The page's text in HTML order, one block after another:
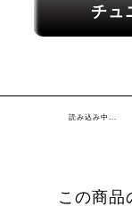
チュ
読み込み中...
この商品